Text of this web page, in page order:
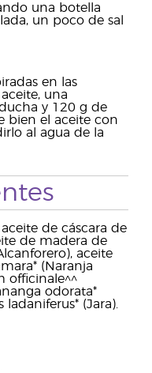
una botella
un poco de sal
en las
una
y 120 g de
bien el aceite con
al agua de la
de cáscara de
de madera de
aceite
(Naranja
officinale^^
odorata*
ladaniferus* (Jara).